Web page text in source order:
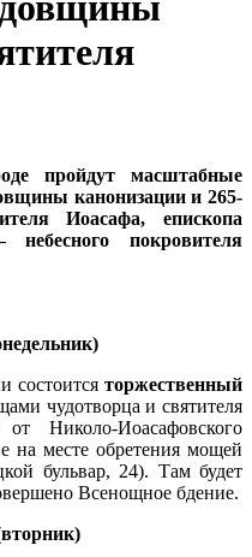
пройдут масштабные
канонизации и 265-
Иоасафа, епископа
небесного покровителя
состоитсяторжественный
чудотворца и святителя
Николо-Иоасафовского
на месте обретения мощей
бульвар, 24). Там будет
Всенощное бдение.